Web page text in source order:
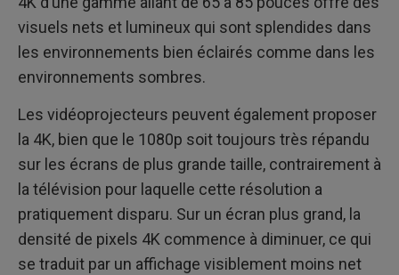
visuels nets et lumineux qui sont splendides dans
les environnements bien éclairés comme dans les
environnements sombres.
Les vidéoprojecteurs peuvent également proposer
la 4K, bien que le 1080p soit toujours très répandu
sur les écrans de plus grande taille, contrairement à
la télévision pour laquelle cette résolution a
pratiquement disparu. Sur un écran plus grand, la
densité de pixels 4K commence à diminuer, ce qui
se traduit par un affichage visiblement moins net